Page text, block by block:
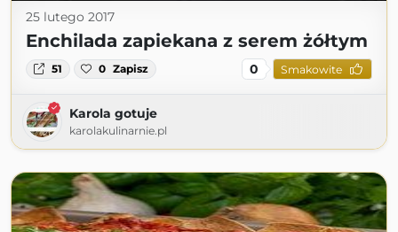
25 lutego 2017
Enchilada zapiekana z serem żółtym
51 0 Zapisz 0 Smakowite
Karola gotuje
karolakulinarnie.pl